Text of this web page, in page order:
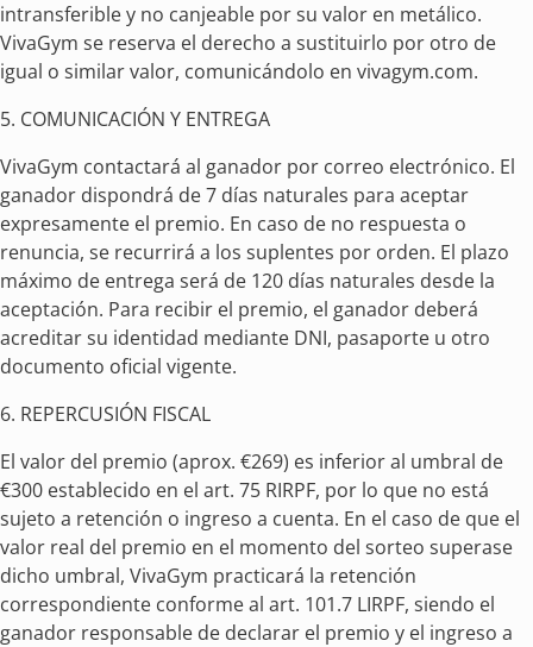
intransferible y no canjeable por su valor en metálico.
VivaGym se reserva el derecho a sustituirlo por otro de
igual o similar valor, comunicándolo en vivagym.com.
5. COMUNICACIÓN Y ENTREGA
VivaGym contactará al ganador por correo electrónico. El
ganador dispondrá de 7 días naturales para aceptar
expresamente el premio. En caso de no respuesta o
renuncia, se recurrirá a los suplentes por orden. El plazo
máximo de entrega será de 120 días naturales desde la
aceptación. Para recibir el premio, el ganador deberá
acreditar su identidad mediante DNI, pasaporte u otro
documento oficial vigente.
6. REPERCUSIÓN FISCAL
El valor del premio (aprox. €269) es inferior al umbral de
€300 establecido en el art. 75 RIRPF, por lo que no está
sujeto a retención o ingreso a cuenta. En el caso de que el
valor real del premio en el momento del sorteo superase
dicho umbral, VivaGym practicará la retención
correspondiente conforme al art. 101.7 LIRPF, siendo el
ganador responsable de declarar el premio y el ingreso a